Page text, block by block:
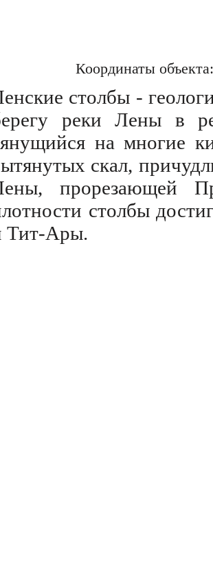
Координаты
столбы -
реки Лены в
на многие
скал,
прорезающей
столбы
Тит-Ары.